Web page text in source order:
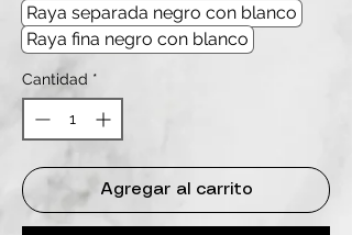
Raya separada negro con blanco
Raya fina negro con blanco
Cantidad *
Agregar al carrito